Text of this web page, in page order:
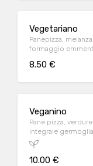
Vegetariano
Panepizza,
formaggio
8.50 €
Veganino
Pane pizza,
integrale
10.00 €